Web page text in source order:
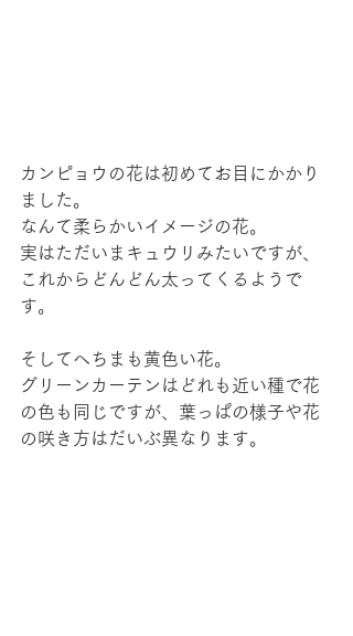
カンピョウの花は初めてお目にかかり
ました。
なんて柔らかいイメージの花。
実はただいまキュウリみたいですが、
これからどんどん太ってくるようで
す。
そしてへちまも黄色い花。
グリーンカーテンはどれも近い種で花
の色も同じですが、葉っぱの様子や花
の咲き方はだいぶ異なります。